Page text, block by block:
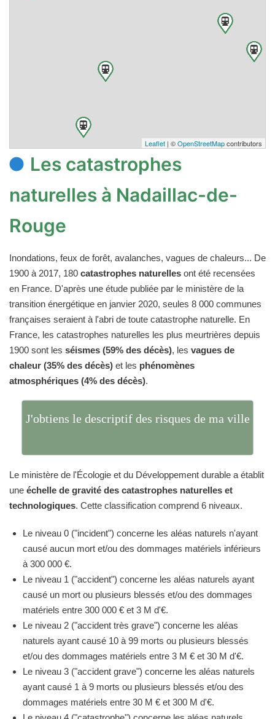
Leaflet | ©OpenStreetMapcontributors
Les catastrophes
naturelles à Nadaillac-de-
Rouge
Inondations, feux de forêt, avalanches, vagues de chaleurs... De
1900 à 2017, 180 catastrophes naturelles ont été recensées
en France. D'après une étude publiée par le ministère de la
transition énergétique en janvier 2020, seules 8 000 communes
françaises seraient à l'abri de toute catastrophe naturelle. En
France, les catastrophes naturelles les plus meurtrières depuis
1900 sont les séismes (59% des décès), les vagues de
chaleur (35% des décès) et les phénomènes
atmosphériques (4% des décès).
J'obtiens le descriptif des risques de ma ville
Le ministère de l'Écologie et du Développement durable a établit
une échelle de gravité des catastrophes naturelles et
technologiques. Cette classification comprend 6 niveaux.
Le niveau 0 ("incident") concerne les aléas naturels n'ayant
causé aucun mort et/ou des dommages matériels inférieurs
à 300 000 €.
Le niveau 1 ("accident") concerne les aléas naturels ayant
causé un mort ou plusieurs blessés et/ou des dommages
matériels entre 300 000 € et 3 M d'€.
Le niveau 2 ("accident très grave") concerne les aléas
naturels ayant causé 10 à 99 morts ou plusieurs blessés
et/ou des dommages matériels entre 3 M € et 30 M d'€.
Le niveau 3 ("accident grave") concerne les aléas naturels
ayant causé 1 à 9 morts ou plusieurs blessés et/ou des
dommages matériels entre 30 M € et 300 M d'€.